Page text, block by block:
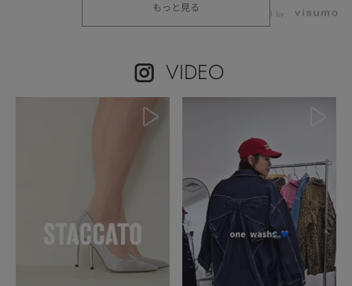
powered by
もっと見る
VIDEO